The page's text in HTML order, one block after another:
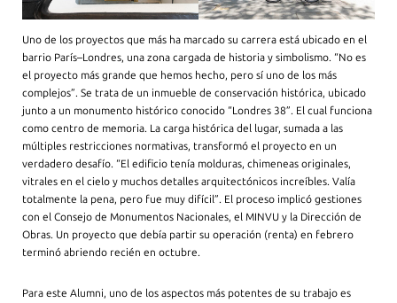
Uno de los proyectos que más ha marcado su carrera está ubicado en el
barrio París–Londres, una zona cargada de historia y simbolismo. “No es
el proyecto más grande que hemos hecho, pero sí uno de los más
complejos”. Se trata de un inmueble de conservación histórica, ubicado
junto a un monumento histórico conocido “Londres 38”. El cual funciona
como centro de memoria. La carga histórica del lugar, sumada a las
múltiples restricciones normativas, transformó el proyecto en un
verdadero desafío. “El edificio tenía molduras, chimeneas originales,
vitrales en el cielo y muchos detalles arquitectónicos increíbles. Valía
totalmente la pena, pero fue muy difícil”. El proceso implicó gestiones
con el Consejo de Monumentos Nacionales, el MINVU y la Dirección de
Obras. Un proyecto que debía partir su operación (renta) en febrero
terminó abriendo recién en octubre.
Para este Alumni, uno de los aspectos más potentes de su trabajo es